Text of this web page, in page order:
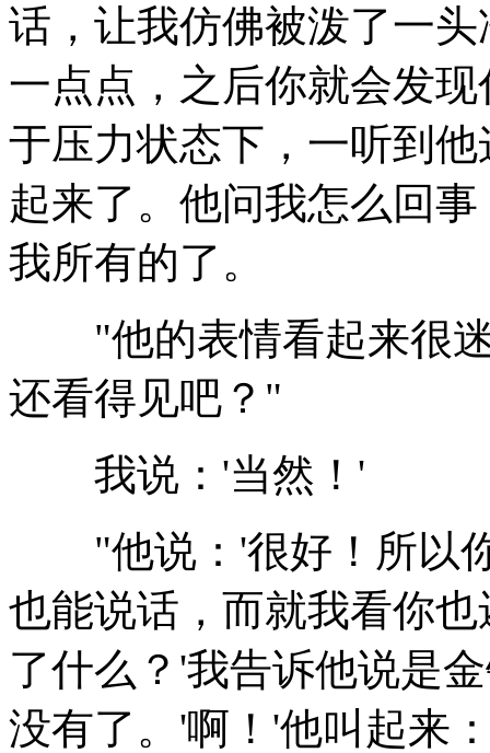
话，让我仿佛被泼了一
一点点，之后你就会发
于压力状态下，一听到
起来了。他问我怎么回
我所有的了。
"他的表情看起来很迷
还看得见吧？"
我说：'当然！'
"他说：'很好！所以你
也能说话，而就我看你
了什么？'我告诉他说是
没有了。'啊！'他叫起来